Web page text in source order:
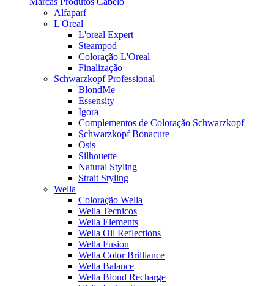
Alfaparf
L'Oreal
L'oreal Expert
Steampod
Coloração L'Oreal
Finalização
Schwarzkopf Professional
BlondMe
Essensity
Igora
Complementos de Coloração Schwarzkopf
Schwarzkopf Bonacure
Osis
Silhouette
Natural Styling
Strait Styling
Wella
Coloração Wella
Wella Tecnicos
Wella Elements
Wella Oil Reflections
Wella Fusion
Wella Color Brilliance
Wella Balance
Wella Blond Recharge